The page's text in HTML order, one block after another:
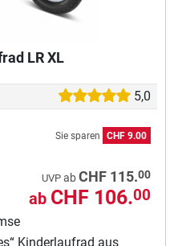
LR XL
5,0
Sie sparen CHF 9.00
UVP abCHF 115.00
ab CHF 106.00
Kinderlaufrad aus